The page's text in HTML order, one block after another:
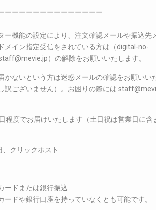
ーーーーーーーーーーーーーー
機能の設定により、注文確認メールや振込先
メイン指定受信をされている方は（digital-no-
）の解除をお願いいたします。
かないという方は迷惑メールの確認をお願いい
訳ございません）。お困りの際には
程度でお届けいたします（土日祝は営業日に含
、クリックポスト
ードまたは銀行振込
ドや銀行口座を持っていなくとも可能です。